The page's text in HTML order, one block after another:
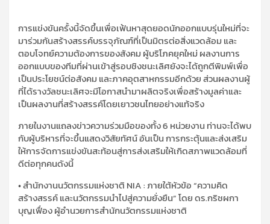
การแข่งขันครั้งนี้จัดขึ้นเพื่อเฟ้นหาสุดยอดนักออกแบบรุ่นใหม่ที่จะ
มาร่วมกันสร้างสรรค์บรรจุภัณฑ์ที่เป็นมิตรต่อสิ่งแวดล้อม และ
ตอบโจทย์ความต้องการของสังคม ผู้บริโภคยุคใหม่ ผลงานการ
ออกแบบของทีมที่ผ่านเข้าสู่รอบชิงชนะเลิศยังจะได้ถูกตีพิมพ์เพื่อ
เป็นประโยชน์ต่อสังคม และภาคอุตสาหกรรมอีกด้วย ส่วนผลงานผู้
ที่ได้รางวัลชนะเลิศจะมีโอกาสนำมาผลิตจริงเพื่อสร้างมูลค่าและ
เป็นผลงานที่สร้างสรรค์โดยเยาวชนไทยอย่างแท้จริง
ภายในงานแถลงข่าวความร่วมมือของทั้ง 6 หน่วยงาน ท่านจะได้พบ
กับผู้บริหารที่จะขึ้นแสดงวิสัยทัศน์ อันเป็น การกระตุ้นและส่งเสริม
ให้การจัดการแข่งขันสะท้อนสู่การส่งเสริมให้เกิดสภาพแวดล้อมที่
ดีต่อทุกคนดังนี้
• สำนักงานนวัตกรรมแห่งชาติ NIA : ภายใต้หัวข้อ “ความคิด
สร้างสรรค์ และนวัตกรรมนำไปสู่ความยั่งยืน” โดย ดร.กริชผกา
บุญเฟื่อง ผู้อำนวยการสำนักนวัตกรรมแห่งชาติ